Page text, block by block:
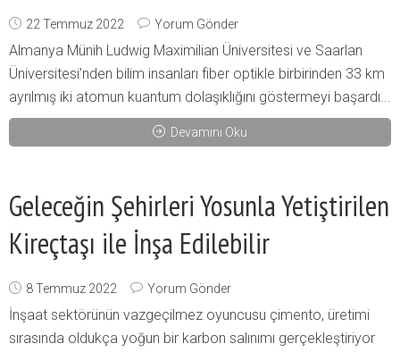
22 Temmuz 2022 Yorum Gönder
Almanya Münih Ludwig Maximilian Üniversitesi ve Saarlan
Üniversitesi’nden bilim insanları fiber optikle birbirinden 33 km
ayrılmış iki atomun kuantum dolaşıklığını göstermeyi başardı...
Devamını Oku
Geleceğin Şehirleri Yosunla Yetiştirilen
Kireçtaşı ile İnşa Edilebilir
8 Temmuz 2022 Yorum Gönder
İnşaat sektörünün vazgeçilmez oyuncusu çimento, üretimi
sırasında oldukça yoğun bir karbon salınımı gerçekleştiriyor